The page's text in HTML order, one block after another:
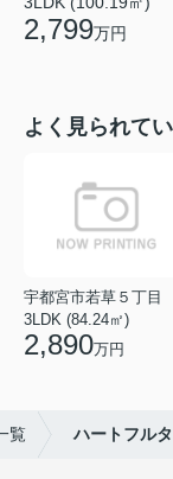
2,799万円
よく見られて
宇都宮市若草５丁目
3LDK (84.24㎡)
2,890万円
覧 ハートフル